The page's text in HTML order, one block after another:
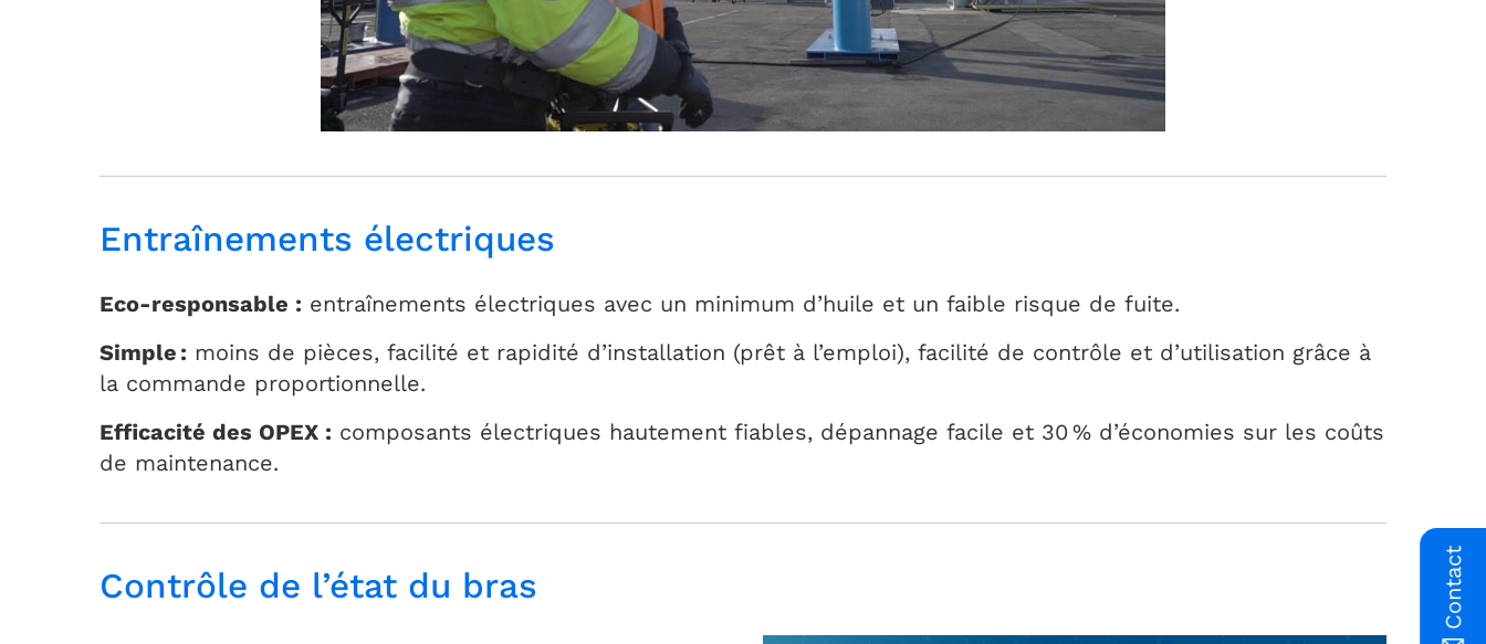
Entraînements électriques
Eco-responsable : entraînements électriques avec un minimum d’huile et un faible risque de fuite.
Simple : moins de pièces, facilité et rapidité d’installation (prêt à l’emploi), facilité de contrôle et d’utilisation grâce à
la commande proportionnelle.
Efficacité des OPEX : composants électriques hautement fiables, dépannage facile et 30 % d’économies sur les coûts
de maintenance.
Contrôle de l’état du bras Contact